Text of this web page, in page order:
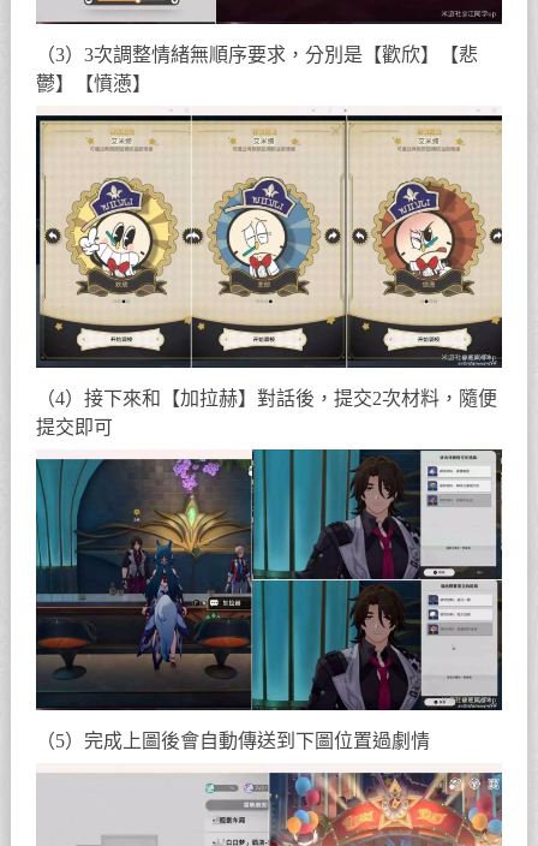
（3）3次調整情緒無順序要求，分別是【歡欣】【悲
鬱】【憤懣】
（4）接下來和【加拉赫】對話後，提交2次材料，隨便
提交即可
（5）完成上圖後會自動傳送到下圖位置過劇情